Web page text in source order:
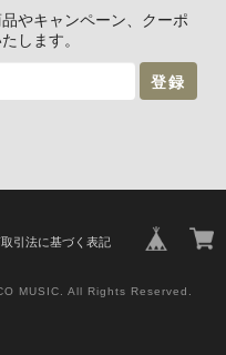
やキャンペーン、クーポ
します。
登録
引法に基づく表記
MUSIC. All Rights Reserved.